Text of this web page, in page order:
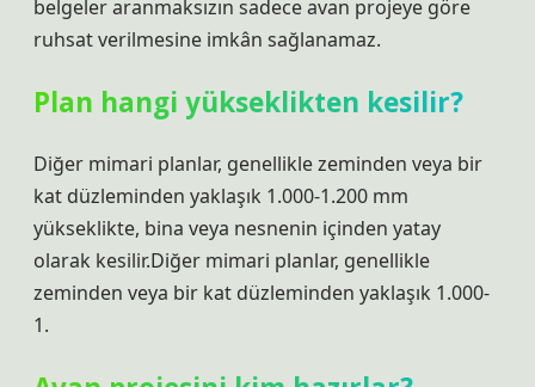
belgeler aranmaksızın sadece avan projeye göre
ruhsat verilmesine imkân sağlanamaz.
Plan hangi yükseklikten kesilir?
Diğer mimari planlar, genellikle zeminden veya bir
kat düzleminden yaklaşık 1.000-1.200 mm
yükseklikte, bina veya nesnenin içinden yatay
olarak kesilir.Diğer mimari planlar, genellikle
zeminden veya bir kat düzleminden yaklaşık 1.000-
1.